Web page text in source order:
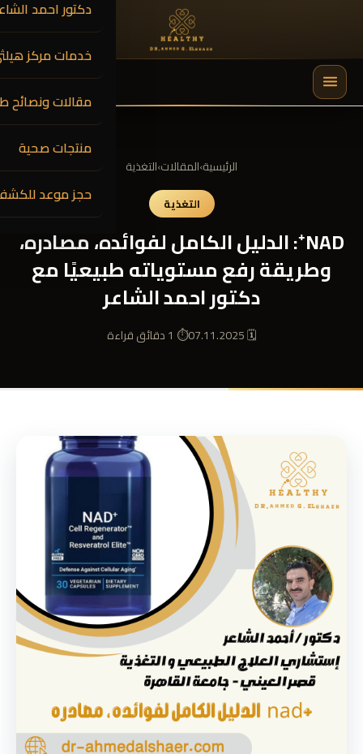
دكتور احمد
خدمات مركز
مقالات ونصائح
منتجات صحية
حجز موعد
$0.00
الرئيسية›المقالات›التغذية
التغذية
NAD⁺: الدليل الكامل لفوائده، مصادره،
وطريقة رفع مستوياته طبيعيًا مع
دكتور احمد الشاعر
🗓 07.11.2025 ⏱ 1 دقائق قراءة